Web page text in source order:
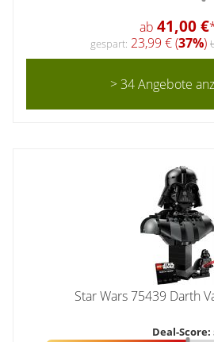
ab 41,00 €
gespart: 23,99 € (37%)
> 34 Angebote
Star Wars 75439 Darth
Deal-Score: